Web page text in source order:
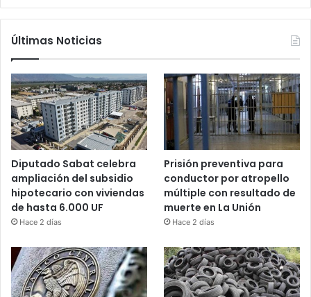
Últimas Noticias
Diputado Sabat celebra
ampliación del subsidio
hipotecario con viviendas
de hasta 6.000 UF
Hace 2 días
Prisión preventiva para
conductor por atropello
múltiple con resultado de
muerte en La Unión
Hace 2 días